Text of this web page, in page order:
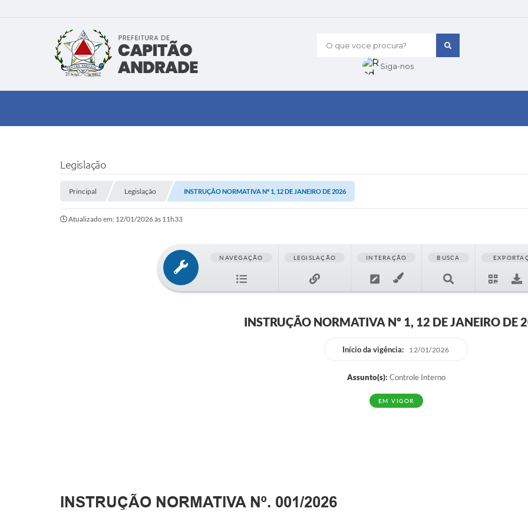
O que voce procura?
Siga-nos
Legislação
Principal Legislação INSTRUÇÃO NORMATIVA Nº 1, 12 DE JANEIRO DE 2026
Atualizado em: 12/01/2026 às 11h33
NAVEGAÇÃO LEGISLAÇÃO INTERAÇÃO BUSCA
INSTRUÇÃO NORMATIVA Nº 1, 12 DE JANEIRO DE
Início da vigência: 12/01/2026
Assunto(s): Controle Interno
EM VIGOR
INSTRUÇÃO NORMATIVA Nº. 001/2026